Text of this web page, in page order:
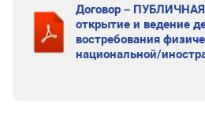
Договор –
открытие и ведение
востребования
национальной/